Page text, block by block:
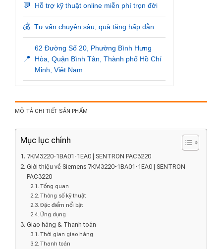
💬 Hỗ trợ kỹ thuật online miễn phí trọn đời
💰 Tư vấn chuyên sâu, quà tặng hấp dẫn
📍
62 Đường Số 20, Phường Bình Hưng
Hòa, Quận Bình Tân, Thành phố Hồ Chí
Minh, Việt Nam
MÔ TẢ CHI TIẾT SẢN PHẨM
Mục lục chính
7KM3220-1BA01-1EA0 | SENTRON PAC3220
Giới thiệu về Siemens 7KM3220-1BA01-1EA0 | SENTRON
PAC3220
Tổng quan
Thông số kỹ thuật
Đặc điểm nổi bật
Ứng dụng
Giao hàng & Thanh toán
Thời gian giao hàng
Thanh toán